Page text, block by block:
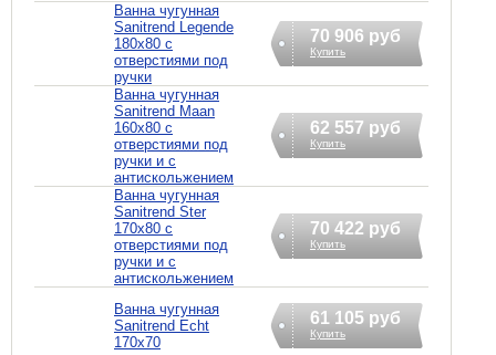
Ванна чугунная
Sanitrend Legende
180х80 с
отверстиями под
ручки
70 906 руб
Купить
Ванна чугунная
Sanitrend Maan
160х80 с
отверстиями под
ручки и с
антискольжением
62 557 руб
Купить
Ванна чугунная
Sanitrend Ster
170х80 с
отверстиями под
ручки и с
антискольжением
70 422 руб
Купить
Ванна чугунная
Sanitrend Echt
170х70
61 105 руб
Купить